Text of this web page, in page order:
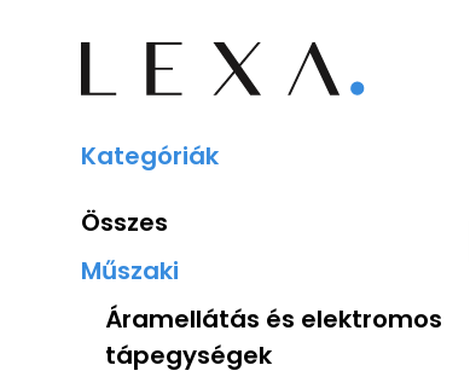
Kategóriák
Összes
Műszaki
Áramellátás és elektromos
tápegységek